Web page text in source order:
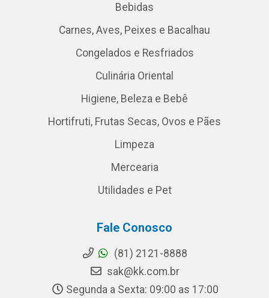
Bebidas
Carnes, Aves, Peixes e Bacalhau
Congelados e Resfriados
Culinária Oriental
Higiene, Beleza e Bebê
Hortifruti, Frutas Secas, Ovos e Pães
Limpeza
Mercearia
Utilidades e Pet
Fale Conosco
(81) 2121-8888
sak@kk.com.br
Segunda a Sexta: 09:00 as 17:00